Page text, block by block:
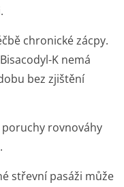
chronické zácpy.
K nemá
bez zjištění
rovnováhy
střevní pasáži může